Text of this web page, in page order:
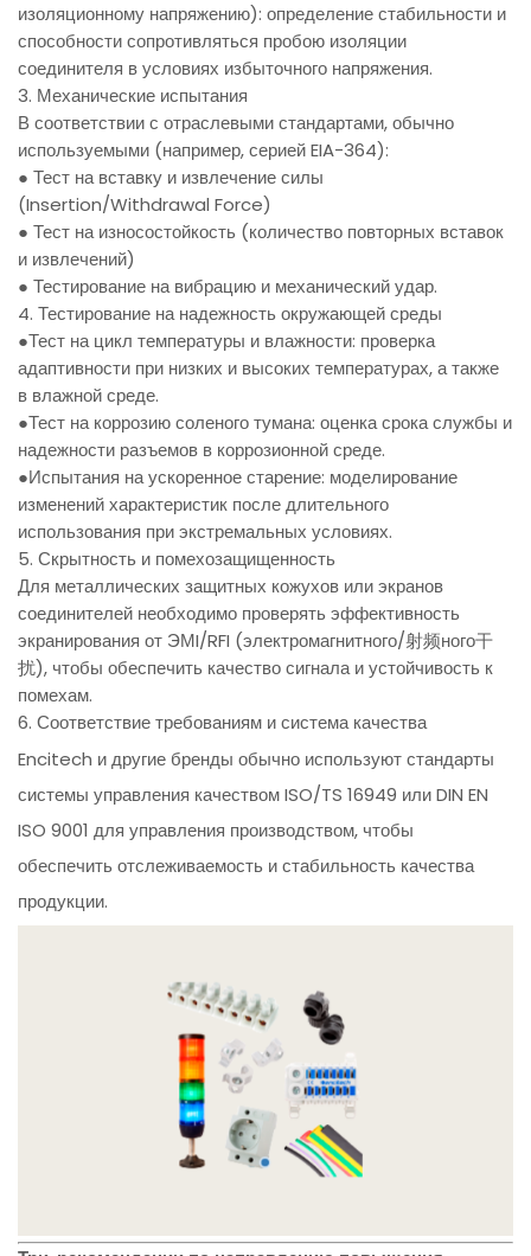
изоляционному напряжению): определение стабильности и
способности сопротивляться пробою изоляции
соединителя в условиях избыточного напряжения.
3. Механические испытания
В соответствии с отраслевыми стандартами, обычно
используемыми (например, серией EIA-364):
● Тест на вставку и извлечение силы
(Insertion/Withdrawal Force)
● Тест на износостойкость (количество повторных вставок
и извлечений)
● Тестирование на вибрацию и механический удар.
4. Тестирование на надежность окружающей среды
●Тест на цикл температуры и влажности: проверка
адаптивности при низких и высоких температурах, а также
в влажной среде.
●Тест на коррозию соленого тумана: оценка срока службы и
надежности разъемов в коррозионной среде.
●Испытания на ускоренное старение: моделирование
изменений характеристик после длительного
использования при экстремальных условиях.
5. Скрытность и помехозащищенность
Для металлических защитных кожухов или экранов
соединителей необходимо проверять эффективность
экранирования от ЭМI/RFI (электромагнитного/射频ного干
扰), чтобы обеспечить качество сигнала и устойчивость к
помехам.
6. Соответствие требованиям и система качества
Encitech и другие бренды обычно используют стандарты
системы управления качеством ISO/TS 16949 или DIN EN
ISO 9001 для управления производством, чтобы
обеспечить отслеживаемость и стабильность качества
продукции.